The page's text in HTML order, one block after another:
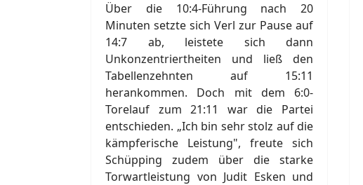
Über die 10:4-Führung nach 20
Minuten setzte sich Verl zur Pause auf
14:7 ab, leistete sich dann
Unkonzentriertheiten und ließ den
Tabellenzehnten auf 15:11
herankommen. Doch mit dem 6:0-
Torelauf zum 21:11 war die Partei
entschieden. „Ich bin sehr stolz auf die
kämpferische Leistung", freute sich
Schüpping zudem über die starke
Torwartleistung von Judit Esken und